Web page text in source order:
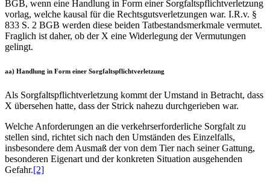
BGB, wenn eine Handlung in Form einer Sorgfaltspflichtverletzung
vorlag, welche kausal für die Rechtsgutsverletzungen war. I.R.v. §
833 S. 2 BGB werden diese beiden Tatbestandsmerkmale vermutet.
Fraglich ist daher, ob der X eine Widerlegung der Vermutungen
gelingt.
aa) Handlung in Form einer Sorgfaltspflichtverletzung
Als Sorgfaltspflichtverletzung kommt der Umstand in Betracht, dass
X übersehen hatte, dass der Strick nahezu durchgerieben war.
Welche Anforderungen an die verkehrserforderliche Sorgfalt zu
stellen sind, richtet sich nach den Umständen des Einzelfalls,
insbesondere dem Ausmaß der von dem Tier nach seiner Gattung,
besonderen Eigenart und der konkreten Situation ausgehenden
Gefahr.[2]